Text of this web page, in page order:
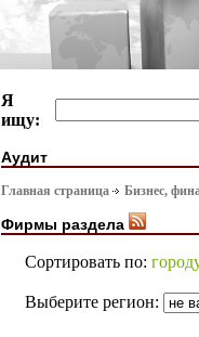
Я
ищу:
Аудит
Главная страница Бизнес,
Фирмы раздела
Сортировать по:
Выберите регион: